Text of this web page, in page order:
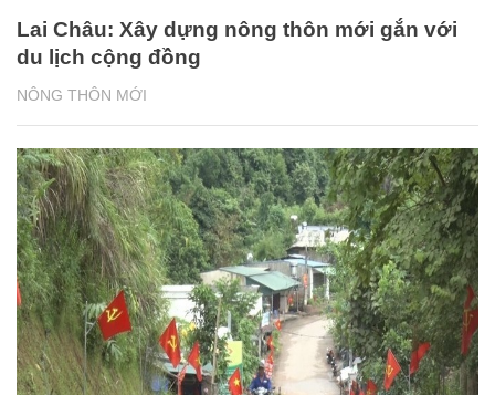
NÔNG THÔN MỚI
Lai Châu: Xây dựng nông thôn mới gắn với
du lịch cộng đồng